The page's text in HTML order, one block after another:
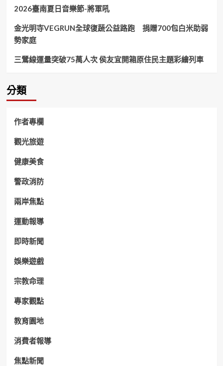
Chill
逛
美
食！
2026臺南夏日音樂節-將軍吼
金光明寺VEGRUN全球復蔬公益路跑 捐贈700包白米助弱
勢家庭
三鶯線運量突破75萬人次 侯友宜開箱原住民主題彩繪列車
分類
作者專欄
觀光旅遊
健康美食
警政消防
兩岸焦點
運動報導
即時新聞
娛樂遊戲
宗教命理
專家觀點
教育園地
消費者報導
焦點新聞